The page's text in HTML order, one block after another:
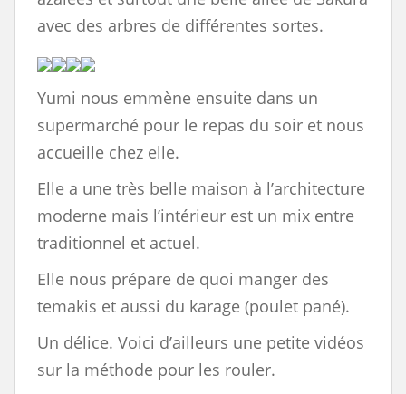
avec des arbres de différentes sortes.
Yumi nous emmène ensuite dans un
supermarché pour le repas du soir et nous
accueille chez elle.
Elle a une très belle maison à l’architecture
moderne mais l’intérieur est un mix entre
traditionnel et actuel.
Elle nous prépare de quoi manger des
temakis et aussi du karage (poulet pané).
Un délice. Voici d’ailleurs une petite vidéos
sur la méthode pour les rouler.